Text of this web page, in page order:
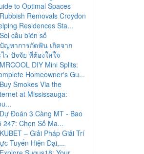
to Optimal Spaces
Rubbish Removals Croydon
Residences Sta...
Soi cầu biên số
ปัญหาการกัดฟัน เกิดจาก
ไร ปัจจัย ที่ต้องใส่ใจ
MRCOOL DIY Mini Splits:
Homeowner's Gu...
Buy Smokes Via the
at Mississauga:
Dự Đoán 3 Càng MT - Bao
247: Chọn Số Ma...
KUBET – Giải Pháp Giải Trí
Tuyến Hiện Đại,...